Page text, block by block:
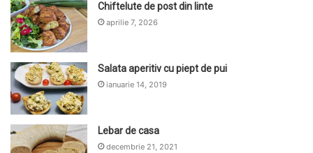
Chiftelute de post din linte
aprilie 7, 2026
Salata aperitiv cu piept de pui
ianuarie 14, 2019
Lebar de casa
decembrie 21, 2021